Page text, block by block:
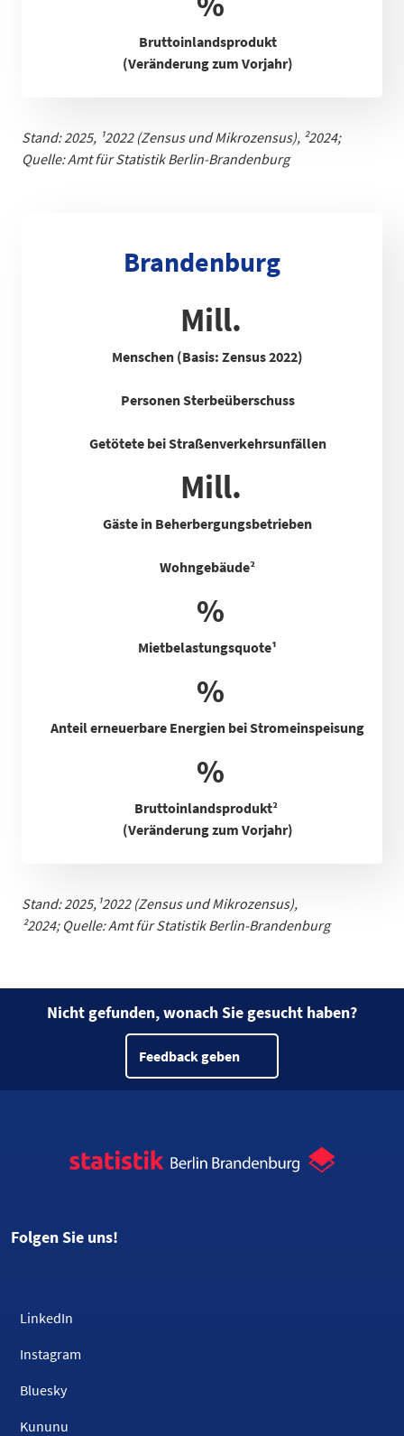
Bruttoinlandsprodukt
(Veränderung zum Vorjahr)
Stand: 2025, ¹2022 (Zensus und Mikrozensus), ²2024;
Quelle: Amt für Statistik Berlin-Brandenburg
Brandenburg
Mill.
Menschen (Basis: Zensus 2022)
Personen Sterbeüberschuss
Getötete bei Straßenverkehrsunfällen
Mill.
Gäste in Beherbergungsbetrieben
Wohngebäude²
%
Mietbelastungsquote¹
%
Anteil erneuerbare Energien bei Stromeinspeisung
%
Bruttoinlandsprodukt²
(Veränderung zum Vorjahr)
Stand: 2025, ¹2022 (Zensus und Mikrozensus),
²2024; Quelle: Amt für Statistik Berlin-Brandenburg
Nicht gefunden, wonach Sie gesucht haben?
Feedback geben
Folgen Sie uns!
LinkedIn
Instagram
Bluesky
Kununu